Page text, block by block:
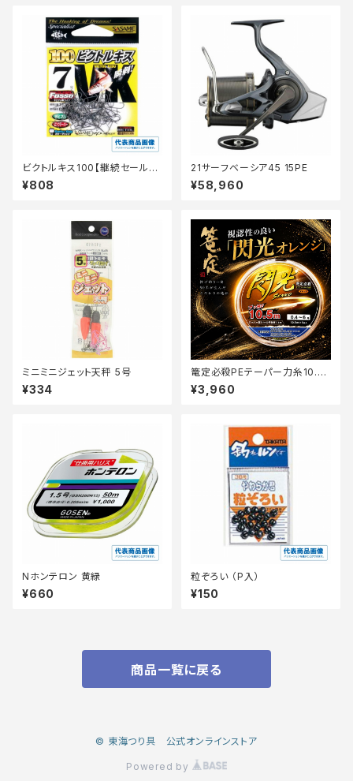
ビクトルキス100【継続セール_
仕掛】
¥808
21サーフベーシア45 15PE
¥58,960
ミニミニジェット天秤 5号
¥334
篭定必殺PEテーパー力糸10.5
m・5本巻・閃光0.4〜6号【篭
定】
¥3,960
Nホンテロン 黄緑
¥660
粒ぞろい （P入）
¥150
商品一覧に戻る
© 東海つり具 公式オンラインストア
Powered by